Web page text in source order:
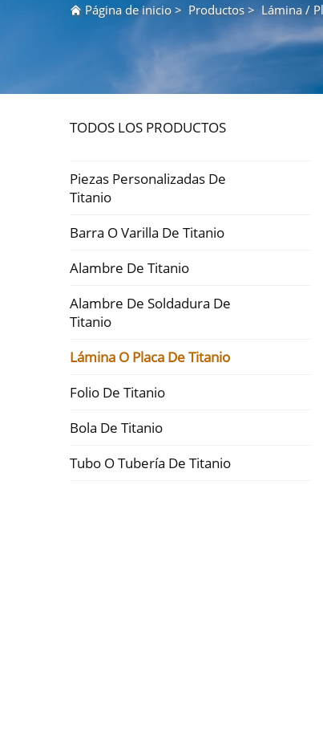
Página de inicio > Productos > Lámina /
TODOS LOS PRODUCTOS
Piezas Personalizadas De
Titanio
Barra O Varilla De Titanio
Alambre De Titanio
Alambre De Soldadura De
Titanio
Lámina O Placa De Titanio
Folio De Titanio
Bola De Titanio
Tubo O Tubería De Titanio